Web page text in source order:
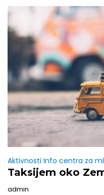
Aktivnosti Info centra za
Taksijem oko
admin